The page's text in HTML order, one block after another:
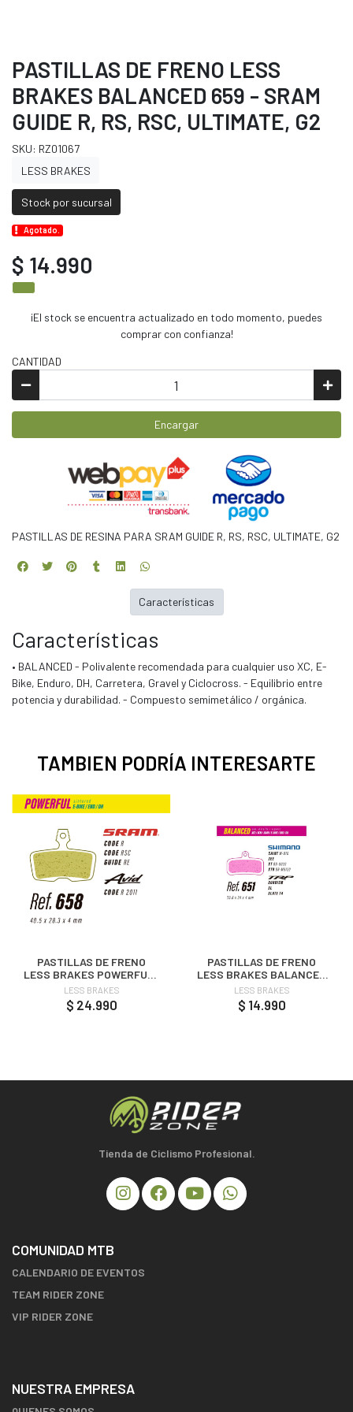
PASTILLAS DE FRENO LESS
BRAKES BALANCED 659 - SRAM
GUIDE R, RS, RSC, ULTIMATE, G2
SKU: RZ01067
LESS BRAKES
Stock por sucursal
Agotado.
$ 14.990
¡El stock se encuentra actualizado en todo momento, puedes
comprar con confianza!
CANTIDAD
Encargar
PASTILLAS DE RESINA PARA SRAM GUIDE R, RS, RSC, ULTIMATE, G2
Características
• BALANCED - Polivalente recomendada para cualquier uso XC, E-
Bike, Enduro, DH, Carretera, Gravel y Ciclocross. - Equilibrio entre
potencia y durabilidad. - Compuesto semimetálico / orgánica.
Características
TAMBIEN PODRÍA INTERESARTE
PASTILLAS DE FRENO
LESS BRAKES POWERFULL
658 - SRAM CODE, GUIDE
RE
LESS BRAKES
$ 24.990
PASTILLAS DE FRENO
LESS BRAKES BALANCED
651 - SHIMANO SAINT, XT,
XTR 4 PISTONES
LESS BRAKES
$ 14.990
Tienda de Ciclismo Profesional.
COMUNIDAD MTB
CALENDARIO DE EVENTOS
TEAM RIDER ZONE
VIP RIDER ZONE
NUESTRA EMPRESA